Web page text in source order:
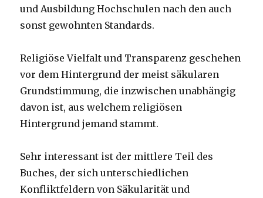
und Ausbildung Hochschulen nach den auch
sonst gewohnten Standards.
Religiöse Vielfalt und Transparenz geschehen
vor dem Hintergrund der meist säkularen
Grundstimmung, die inzwischen unabhängig
davon ist, aus welchem religiösen
Hintergrund jemand stammt.
Sehr interessant ist der mittlere Teil des
Buches, der sich unterschiedlichen
Konfliktfeldern von Säkularität und